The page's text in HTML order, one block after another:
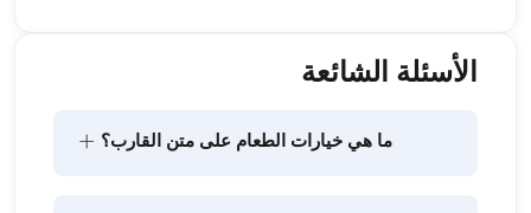
الأسئلة الشائعة
ما هي خيارات الطعام على متن القارب؟ +